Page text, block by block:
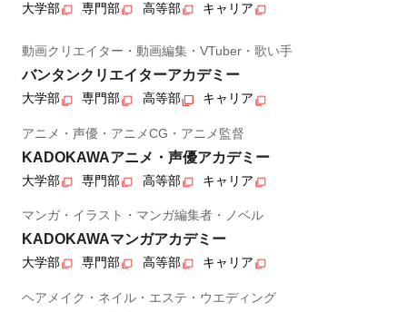
大学部 専門部 高等部 キャリア
動画クリエイター・動画編集・VTuber・歌い手
バンタンクリエイターアカデミー
大学部 専門部 高等部 キャリア
アニメ・声優・アニメCG・アニメ監督
KADOKAWAアニメ・声優アカデミー
大学部 専門部 高等部 キャリア
マンガ・イラスト・マンガ編集者・ノベル
KADOKAWAマンガアカデミー
大学部 専門部 高等部 キャリア
ヘアメイク・ネイル・エステ・ウエディング